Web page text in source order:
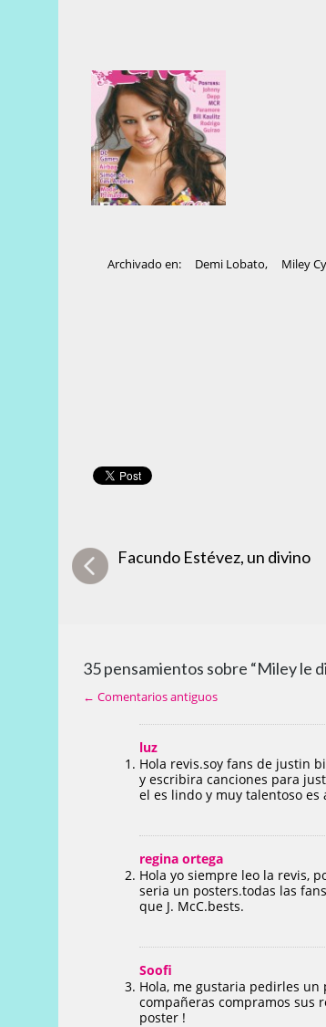
Archivado en: Demi Lobato, Miley
Facundo Estévez, un divino
35 pensamientos sobre “Miley le
← Comentarios antiguos
luz
Hola revis.soy fans de justin
y escribira canciones para
el es lindo y muy talentoso
regina ortega
Hola yo siempre leo la revis,
seria un posters.todas las
que J. McC.bests.
Soofi
Hola, me gustaria pedirles un
compañeras compramos sus
poster !